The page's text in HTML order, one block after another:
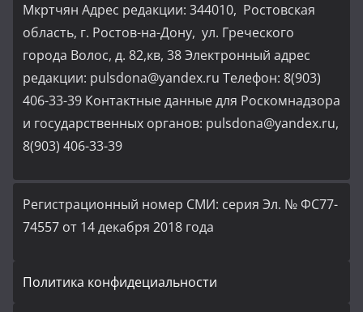
Мкртчян Адрес редакции: 344010, Ростовская
область, г. Ростов-на-Дону, ул. Греческого
города Волос, д. 82,кв, 38 Электронный адрес
редакции: pulsdona@yandex.ru Телефон: 8(903)
406-33-39 Контактные данные для Роскомнадзора
и государственных органов: pulsdona@yandex.ru,
8(903) 406-33-39
Регистрационный номер СМИ: серия Эл. № ФС77-
74557 от 14 декабря 2018 года
Политика конфидециальности